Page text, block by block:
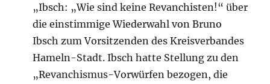
„Ibsch: „Wie sind keine Revanchisten!“ über
die einstimmige Wiederwahl von Bruno
Ibsch zum Vorsitzenden des Kreisverbandes
Hameln-Stadt. Ibsch hatte Stellung zu den
„Revanchismus-Vorwürfen bezogen, die